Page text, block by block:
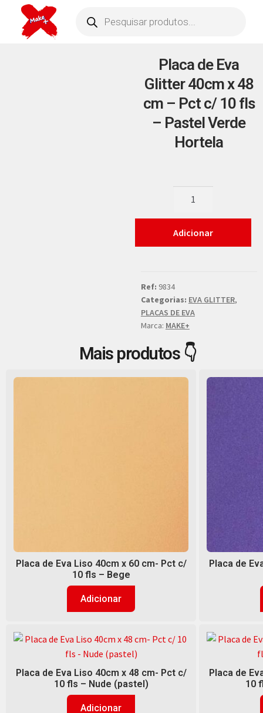
Placa de Eva
Glitter 40cm x 48
cm – Pct c/ 10 fls
– Pastel Verde
Hortela
Adicionar
Ref: 9834
Categorias: EVA GLITTER,
PLACAS DE EVA
Marca: MAKE+
Placa de Eva Liso 40cm x 60 cm- Pct c/
10 fls – Bege
Adicionar
Placa de
Placa de Eva Liso 40cm x 48 cm- Pct c/
10 fls – Nude (pastel)
Adicionar
Placa de
10
Mais produtos 👇